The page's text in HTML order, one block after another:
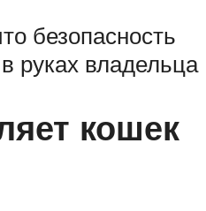
безопасность
руках владельца
кошек